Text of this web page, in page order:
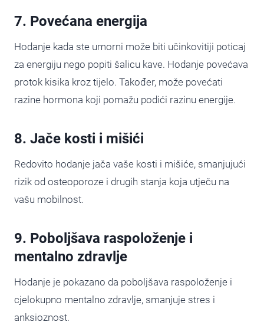
7. Povećana energija
Hodanje kada ste umorni može biti učinkovitiji poticaj
za energiju nego popiti šalicu kave. Hodanje povećava
protok kisika kroz tijelo. Također, može povećati
razine hormona koji pomažu podići razinu energije.
8. Jače kosti i mišići
Redovito hodanje jača vaše kosti i mišiće, smanjujući
rizik od osteoporoze i drugih stanja koja utječu na
vašu mobilnost.
9. Poboljšava raspoloženje i
mentalno zdravlje
Hodanje je pokazano da poboljšava raspoloženje i
cjelokupno mentalno zdravlje, smanjuje stres i
anksioznost.